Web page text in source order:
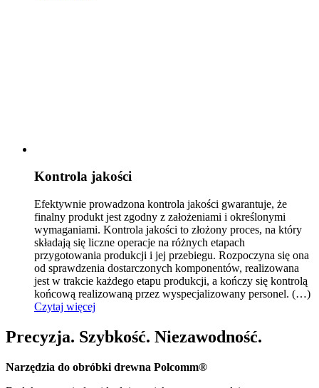
Kontrola jakości
Efektywnie prowadzona kontrola jakości gwarantuje, że
finalny produkt jest zgodny z założeniami i określonymi
wymaganiami. Kontrola jakości to złożony proces, na który
składają się liczne operacje na różnych etapach
przygotowania produkcji i jej przebiegu. Rozpoczyna się ona
od sprawdzenia dostarczonych komponentów, realizowana
jest w trakcie każdego etapu produkcji, a kończy się kontrolą
końcową realizowaną przez wyspecjalizowany personel. (…)
Czytaj więcej
Precyzja. Szybkość. Niezawodność.
Narzędzia do obróbki drewna Polcomm®